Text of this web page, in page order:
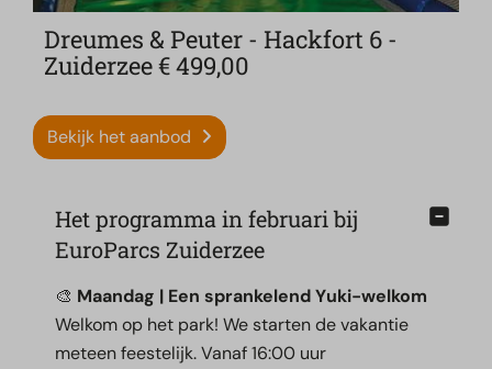
Dreumes & Peuter - Hackfort 6 -
Zuiderzee € 499,00
Bekijk het aanbod
Het programma in februari bij
EuroParcs Zuiderzee
🎨 Maandag | Een sprankelend Yuki-welkom
Welkom op het park! We starten de vakantie
meteen feestelijk. Vanaf 16:00 uur